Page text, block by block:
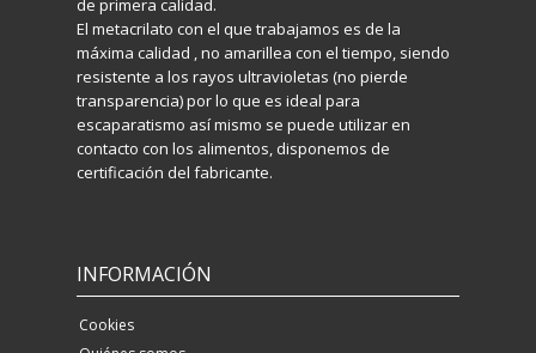
de primera calidad.
El metacrilato con el que trabajamos es de la
máxima calidad , no amarillea con el tiempo, siendo
resistente a los rayos ultravioletas (no pierde
transparencia) por lo que es ideal para
escaparatismo así mismo se puede utilizar en
contacto con los alimentos, disponemos de
certificación del fabricante.
INFORMACIÓN
Cookies